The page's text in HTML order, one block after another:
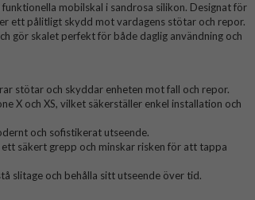
mobilskal i sandrosa silikon. Designat för
ett pålitligt skydd mot vardagens stötar och repor.
gör skalet perfekt för både daglig användning och
stötar och skyddar enheten mot fall och repor.
X och XS, vilket säkerställer enkel installation och
och sofistikerat utseende.
säkert grepp och minskar risken för att tappa
slitage och behålla sitt utseende över tid.